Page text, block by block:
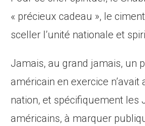
« précieux cadeau », le
sceller l’unité nationale et
Jamais, au grand jamais, un
américain en exercice n’avait
nation, et spécifiquement les
américains, à marquer